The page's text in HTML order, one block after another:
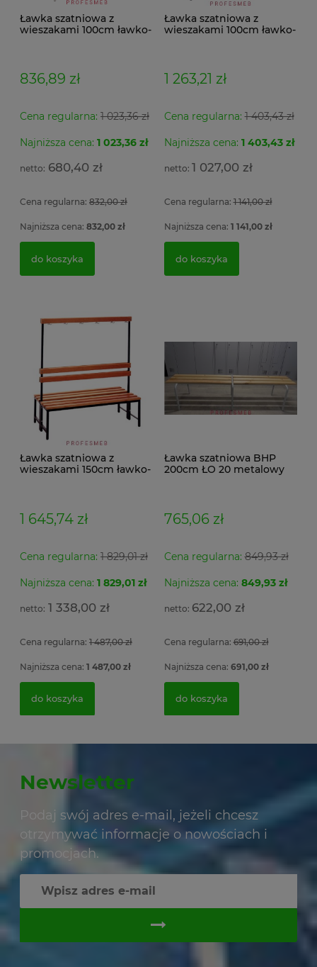
Ławka szatniowa z
wieszakami 100cm ławko-
836,89 zł
Cena regularna: 1 023,36 zł
Najniższa cena: 1 023,36 zł
680,40 zł
Cena regularna: 832,00 zł
Najniższa cena: 832,00 zł
do koszyka
Ławka szatniowa z
wieszakami 100cm ławko-
1 263,21 zł
Cena regularna:1 403,43 zł
Najniższa cena: 1 403,43 zł
1 027,00 zł
Cena regularna:1 141,00 zł
Najniższa cena: 1 141,00 zł
do koszyka
Ławka szatniowa z
wieszakami 150cm ławko-
1 645,74 zł
Cena regularna: 1 829,01 zł
Najniższa cena: 1 829,01 zł
1 338,00 zł
Cena regularna: 1 487,00 zł
Najniższa cena: 1 487,00 zł
do koszyka
Ławka szatniowa BHP
200cm ŁO 20 metalowy
765,06 zł
Cena regularna:849,93 zł
Najniższa cena: 849,93 zł
622,00 zł
Cena regularna:691,00 zł
Najniższa cena: 691,00 zł
do koszyka
Newsletter
Podaj swój adres e-mail, jeżeli chcesz
otrzymywać informacje o nowościach i
promocjach.